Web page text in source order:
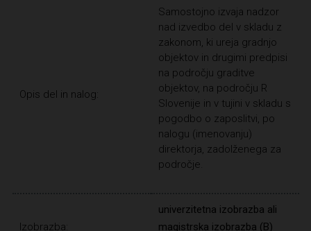
Opis del in nalog:
Samostojno izvaja nadzor
nad izvedbo del v skladu z
zakonom, ki ureja gradnjo
objektov in drugimi predpisi
na področju graditve
objektov, na področju R
Slovenije in v tujini v skladu s
pogodbo o zaposlitvi, po
nalogu (imenovanju)
direktorja, zadolženega za
področje.
Izobrazba:
univerzitetna izobrazba ali
magistrska izobrazba (B)